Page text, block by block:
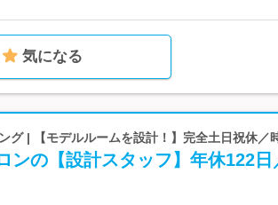
気になる
グ | 【モデルルームを設計！】完全土日祝休／
ンの【設計スタッフ】年休122